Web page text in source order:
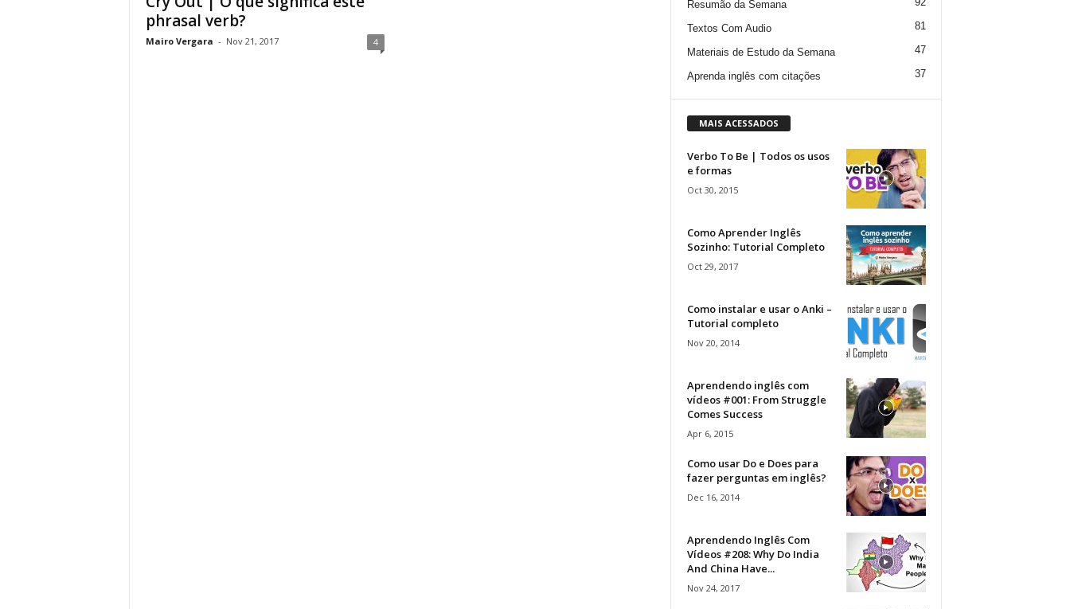
phrasal verb?
Mairo Vergara - Nov 21, 2017 4
Resumão da Semana
Textos Com Audio 81
Materiais de Estudo da Semana 47
Aprenda inglês com citações 37
MAIS ACESSADOS
Verbo To Be | Todos os usos
e formas
Oct 30, 2015
Como Aprender Inglês
Sozinho: Tutorial Completo
Oct 29, 2017
Como instalar e usar o Anki –
Tutorial completo
Nov 20, 2014
Aprendendo inglês com
vídeos #001: From Struggle
Comes Success
Apr 6, 2015
Como usar Do e Does para
fazer perguntas em inglês?
Dec 16, 2014
Aprendendo Inglês Com
Vídeos #208: Why Do India
And China Have...
Nov 24, 2017